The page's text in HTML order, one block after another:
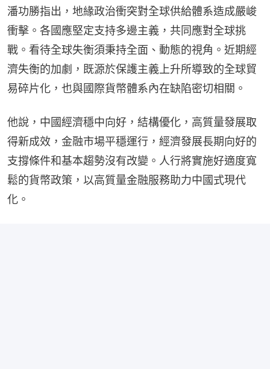
潘功勝指出，地緣政治衝突對全球供給體系造成嚴峻
衝擊。各國應堅定支持多邊主義，共同應對全球挑
戰。看待全球失衡須秉持全面、動態的視角。近期經
濟失衡的加劇，既源於保護主義上升所導致的全球貿
易碎片化，也與國際貨幣體系內在缺陷密切相關。
他說，中國經濟穩中向好，結構優化，高質量發展取
得新成效，金融市場平穩運行，經濟發展長期向好的
支撐條件和基本趨勢沒有改變。人行將實施好適度寬
鬆的貨幣政策，以高質量金融服務助力中國式現代
化。